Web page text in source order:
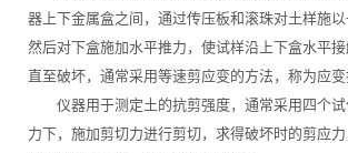
器上下金属盒之间，通过传压板和滚珠对土样施以
然后对下盒施加水平推力，使试样沿上下盒水平
直至破坏，通常采用等速剪应变的方法，称为应变
仪器用于测定土的抗剪强度，通常采用四个试
力下，施加剪切力进行剪切，求得破坏时的剪应